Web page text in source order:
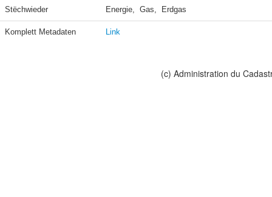
Stëchwieder Energie,  Gas,  Erdgas
Komplett Metadaten Link
(c) Administration du